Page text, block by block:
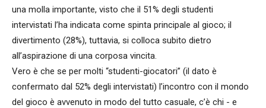
una molla importante, visto che il 51% degli studenti
intervistati l’ha indicata come spinta principale al gioco; il
divertimento (28%), tuttavia, si colloca subito dietro
all’aspirazione di una corposa vincita.
Vero è che se per molti “studenti-giocatori” (il dato è
confermato dal 52% degli intervistati) l’incontro con il mondo
del gioco è avvenuto in modo del tutto casuale, c’è chi - e